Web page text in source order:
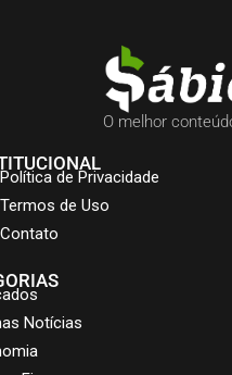
O melhor
Política de Privacidade
Termos de Uso
Contato
Notícias